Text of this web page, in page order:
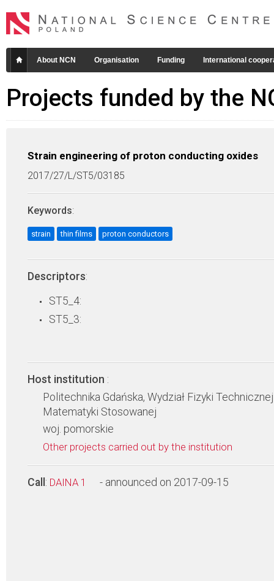
About NCN Organisation Funding International
Projects funded by the
Strain engineering of proton conducting oxides
2017/27/L/ST5/03185
Keywords:
strain thin films proton conductors
Descriptors:
ST5_4:
ST5_3:
Host institution :
Politechnika Gdańska, Wydział Fizyki
Matematyki Stosowanej
woj. pomorskie
Other projects carried out by the institution
Call : DAINA 1 - announced on 2017-09-15